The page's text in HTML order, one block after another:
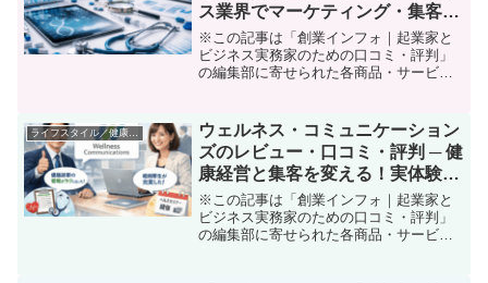
ス業界でマーケティング・集客支
援を考えるあなたに
※この記事は「創業インフォ｜起業家と
ビジネス実務家のための口コミ・評判」
の編集部に寄せられた各商品・サービス
れば集客やPR力を高められるのだろ
う？」ーー多くの起業家・個...
ライフスタイル／健康／働き方改革
ウェルネス・コミュニケーション
ズのレビュー・口コミ・評判 ─ 健
康経営と集客を変える！実体験か
ら見えた本音評価
※この記事は「創業インフォ｜起業家と
ビジネス実務家のための口コミ・評判」
の編集部に寄せられた各商品・サービス